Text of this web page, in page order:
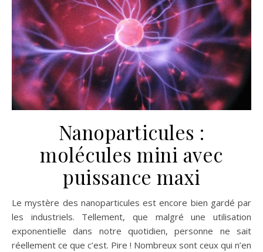
Nanoparticules :
molécules mini avec
puissance maxi
Le mystère des nanoparticules est encore bien gardé par
les industriels. Tellement, que malgré une utilisation
exponentielle dans notre quotidien, personne ne sait
réellement ce que c’est. Pire ! Nombreux sont ceux qui n’en